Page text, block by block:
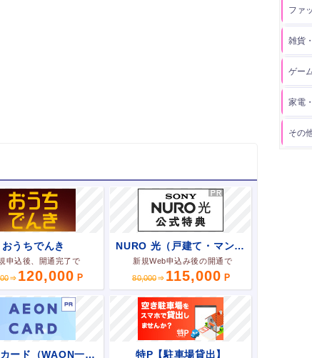
おうちでんき
申込後、開通完了で
120,000
NURO 光（戸建て・マンション）
新規Web申込み後の開通で
80,000
115,000
イオンカード（WAON一体型） 特P【駐車場貸出】
ファ
雑貨
ゲー
家電
その